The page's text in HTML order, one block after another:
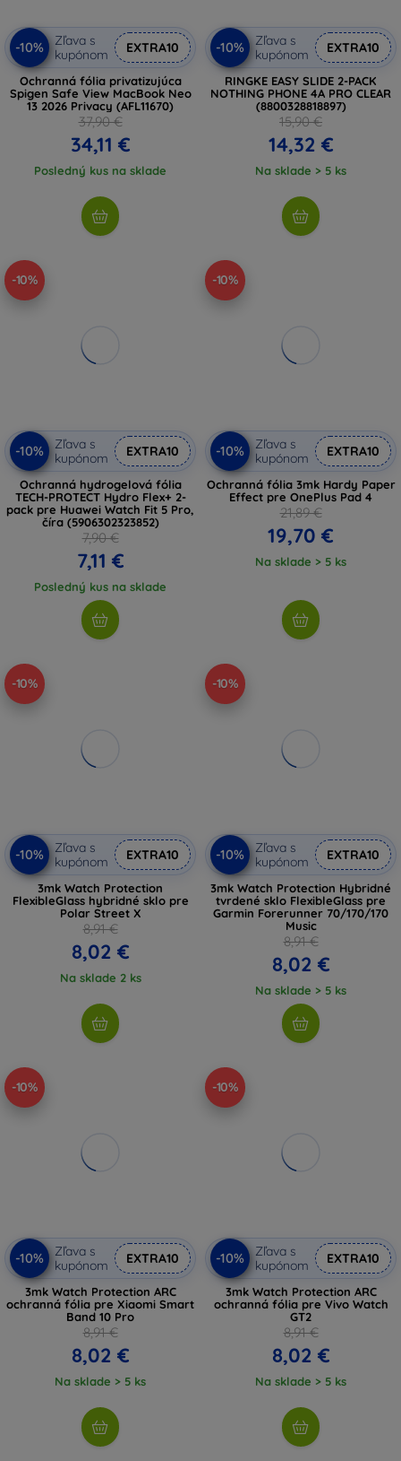
-10%
Zľava s
kupónom
EXTRA10
Ochranná fólia privatizujúca
Spigen Safe View MacBook Neo
13 2026 Privacy (AFL11670)
37,90 €
34,11 €
Posledný kus na sklade
-10%
Zľava s
kupónom
EXTRA10
RINGKE EASY SLIDE 2-PACK
NOTHING PHONE 4A PRO CLEAR
(8800328818897)
15,90 €
14,32 €
Na sklade > 5 ks
-10%
-10%
Zľava s
kupónom
EXTRA10
Ochranná hydrogelová fólia
TECH-PROTECT Hydro Flex+ 2-
pack pre Huawei Watch Fit 5 Pro,
číra (5906302323852)
7,90 €
7,11 €
Posledný kus na sklade
-10%
-10%
Zľava s
kupónom
EXTRA10
Ochranná fólia 3mk Hardy Paper
Effect pre OnePlus Pad 4
21,89 €
19,70 €
Na sklade > 5 ks
-10%
-10%
Zľava s
kupónom
EXTRA10
3mk Watch Protection
FlexibleGlass hybridné sklo pre
Polar Street X
8,91 €
8,02 €
Na sklade 2 ks
-10%
-10%
Zľava s
kupónom
EXTRA10
3mk Watch Protection Hybridné
tvrdené sklo FlexibleGlass pre
Garmin Forerunner 70/170/170
Music
8,91 €
8,02 €
Na sklade > 5 ks
-10%
-10%
Zľava s
kupónom
EXTRA10
3mk Watch Protection ARC
ochranná fólia pre Xiaomi Smart
Band 10 Pro
8,91 €
8,02 €
Na sklade > 5 ks
-10%
-10%
Zľava s
kupónom
EXTRA10
3mk Watch Protection ARC
ochranná fólia pre Vivo Watch
GT2
8,91 €
8,02 €
Na sklade > 5 ks